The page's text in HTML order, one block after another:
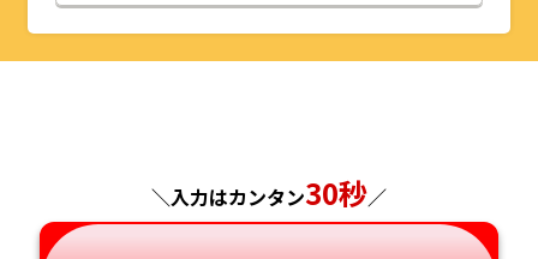
山形県
千葉県
福井県
岐阜県
京都府
島根県
福岡県
＼入力はカンタン30秒／